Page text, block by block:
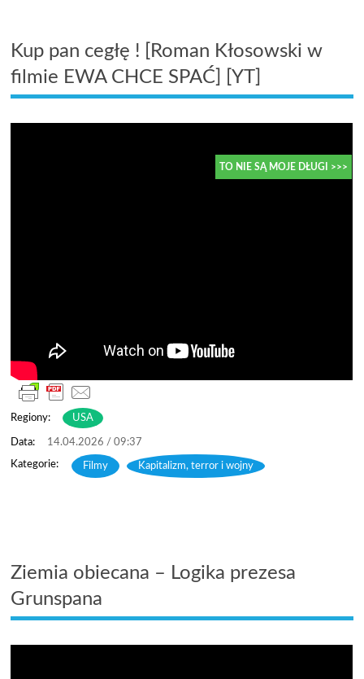
Kup pan cegłę ! [Roman Kłosowski w
filmie EWA CHCE SPAĆ] [YT]
Regiony: USA
14.04.2026 / 09:37
Filmy , Kapitalizm, terror i wojny
Ziemia obiecana – Logika prezesa
Grunspana